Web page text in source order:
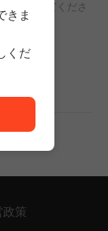
を変更してくださ
政策
きま
くだ